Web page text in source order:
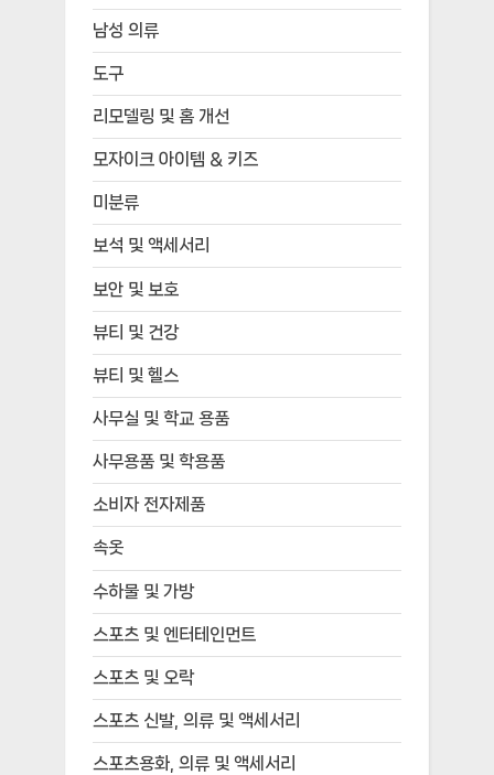
남성 의류
도구
리모델링 및 홈 개선
모자이크 아이템 & 키즈
미분류
보석 및 액세서리
보안 및 보호
뷰티 및 건강
뷰티 및 헬스
사무실 및 학교 용품
사무용품 및 학용품
소비자 전자제품
속옷
수하물 및 가방
스포츠 및 엔터테인먼트
스포츠 및 오락
스포츠 신발, 의류 및 액세서리
스포츠용화, 의류 및 액세서리